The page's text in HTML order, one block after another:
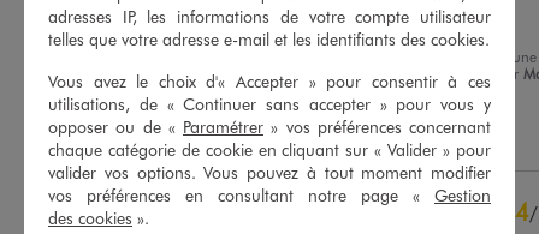
1étoile 1
Trier les avis
Parfait
, suite à une
08/05/2026 par
T.
Utile(0) Signaler
4/
adresses IP, les informations de votre compte utilisateur
telles que votre adresse e-mail et les identifiants des cookies.
Vous avez le choix d'« Accepter » pour consentir à ces
utilisations, de « Continuer sans accepter » pour vous y
opposer ou de « Paramétrer » vos préférences concernant
chaque catégorie de cookie en cliquant sur « Valider » pour
valider vos options. Vous pouvez à tout moment modifier
vos préférences en consultant notre page « Gestion
des cookies ».